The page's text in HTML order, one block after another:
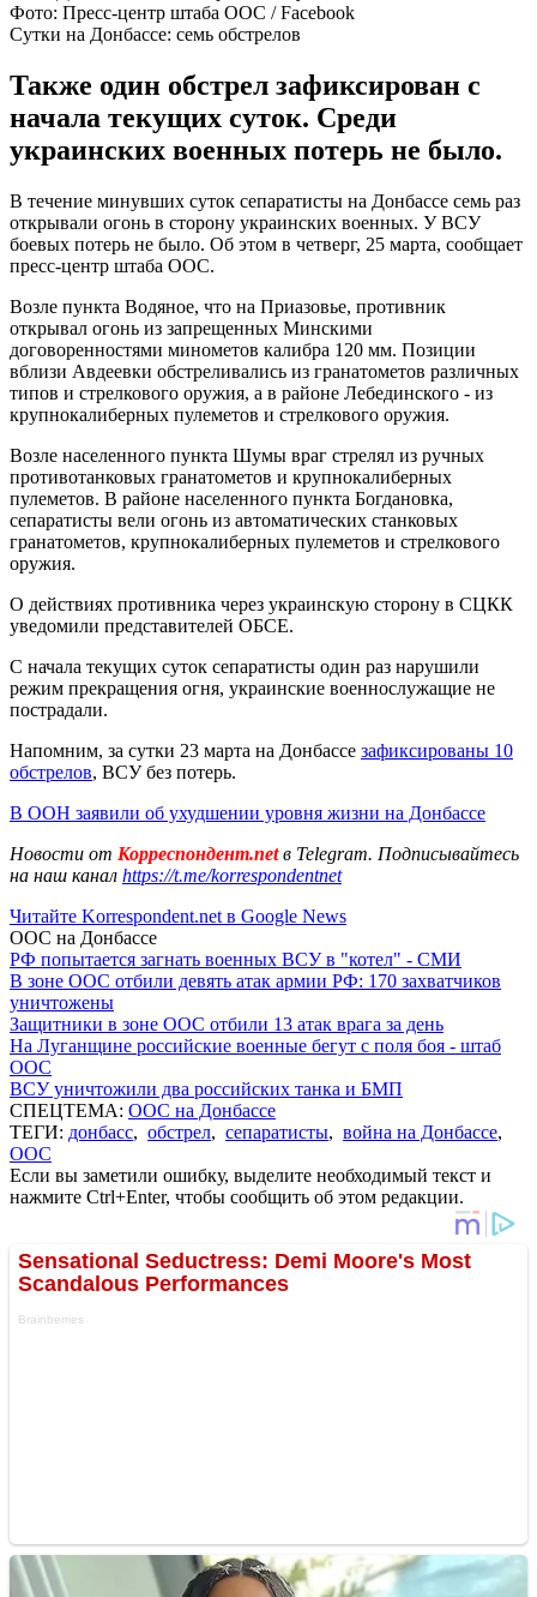
Фото: Пресс-центр штаба ООС / Facebook
Сутки на Донбассе: семь обстрелов
Также один обстрел зафиксирован с
начала текущих суток. Среди
украинских военных потерь не было.
В течение минувших суток сепаратисты на Донбассе семь раз
открывали огонь в сторону украинских военных. У ВСУ
боевых потерь не было. Об этом в четверг, 25 марта, сообщает
пресс-центр штаба ООС.
Возле пункта Водяное, что на Приазовье, противник
открывал огонь из запрещенных Минскими
договоренностями минометов калибра 120 мм. Позиции
вблизи Авдеевки обстреливались из гранатометов различных
типов и стрелкового оружия, а в районе Лебединского - из
крупнокалиберных пулеметов и стрелкового оружия.
Возле населенного пункта Шумы враг стрелял из ручных
противотанковых гранатометов и крупнокалиберных
пулеметов. В районе населенного пункта Богдановка,
сепаратисты вели огонь из автоматических станковых
гранатометов, крупнокалиберных пулеметов и стрелкового
оружия.
О действиях противника через украинскую сторону в СЦКК
уведомили представителей ОБСЕ.
С начала текущих суток сепаратисты один раз нарушили
режим прекращения огня, украинские военнослужащие не
пострадали.
Напомним, за сутки 23 марта на Донбассе зафиксированы 10
обстрелов, ВСУ без потерь.
В ООН заявили об ухудшении уровня жизни на Донбассе
Новости от Корреспондент.netв Telegram. Подписывайтесь
на наш канал https://t.me/korrespondentnet
Читайте Korrespondent.net в Google News
ООС на Донбассе
РФ попытается загнать военных ВСУ в "котел" - СМИ
В зоне ООС отбили девять атак армии РФ: 170 захватчиков
уничтожены
Защитники в зоне ООС отбили 13 атак врага за день
На Луганщине российские военные бегут с поля боя - штаб
ООС
ВСУ уничтожили два российских танка и БМП
СПЕЦТЕМА: ООС на Донбассе
ТЕГИ: донбасс, обстрел, сепаратисты, война на Донбассе,
ООС
Если вы заметили ошибку, выделите необходимый текст и
нажмите Ctrl+Enter, чтобы сообщить об этом редакции.